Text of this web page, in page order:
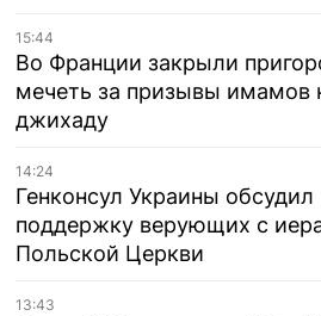
15:44
Во Франции закрыли
мечеть за призывы имамов
джихаду
14:24
Генконсул Украины обсудил
поддержку верующих с
Польской Церкви
13:43